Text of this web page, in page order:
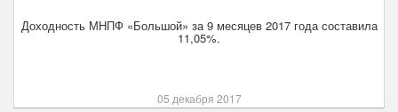
Доходность МНПФ «Большой» за 9 месяцев 2017 года составила
11,05%.
05 декабря 2017